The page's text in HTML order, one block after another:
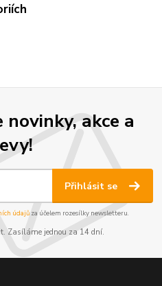
akce a
Přihlásit se
údajůza účelem rozesílky newsletteru.
Zasíláme jednou za 14 dní.